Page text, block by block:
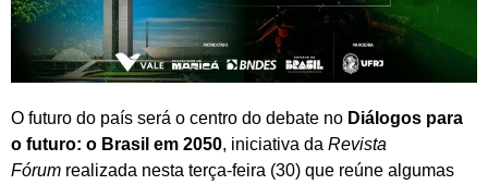
O futuro do país será o centro do debate no Diálogos para
o futuro: o Brasil em 2050, iniciativa da Revista
Fórum realizada nesta terça-feira (30) que reúne algumas